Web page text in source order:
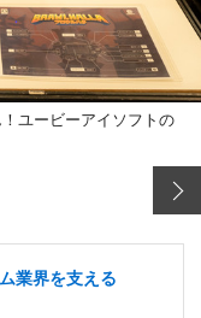
ユービーアイソフトの
業界を支える